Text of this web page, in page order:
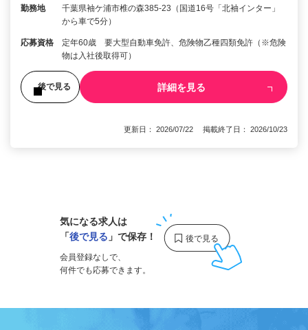
勤務地
千葉県袖ケ浦市椎の森385-23（国道16号「北袖インター」
から車で5分）
応募資格
定年60歳 要大型自動車免許、危険物乙種四類免許（※危険
物は入社後取得可）
後で見る 詳細を見る
更新日： 2026/07/22 掲載終了日： 2026/10/23
気になる求人は
「後で見る 」で保存！
会員登録なしで、
何件でも応募できます。